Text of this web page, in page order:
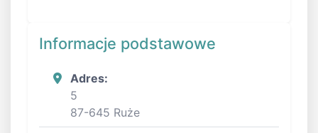
Informacje podstawowe
Adres:
5
87-645 Ruże